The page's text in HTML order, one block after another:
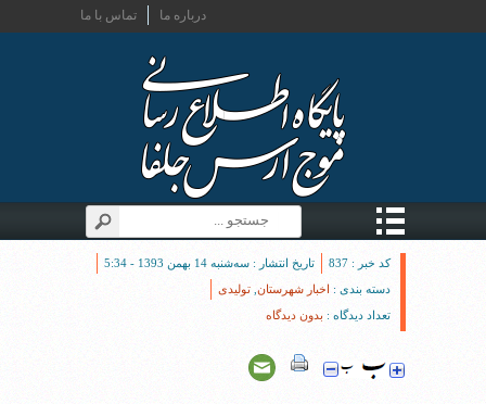
تماس با ما درباره ما
کد خبر : 837
تاریخ انتشار : سه‌شنبه 14 بهمن 1393 - 5:34
دسته بندی : اخبار شهرستان تولیدی
تعداد دیدگاه : بدون دیدگاه